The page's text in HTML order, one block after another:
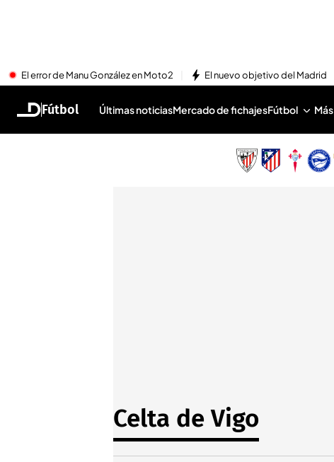
El error de Manu González en Moto2 El nuevo objetivo del Madrid
Fútbol Últimas noticiasMercado de fichajesFútbol Más
Celta de Vigo